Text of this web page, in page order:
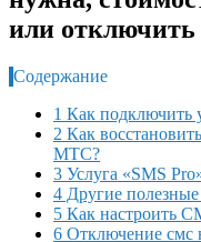
или отключить
Содержание
1 Как подключить
2 Как
МТС?
3 Услуга «SMS
4 Другие
5 Как настроить
6 Отключение